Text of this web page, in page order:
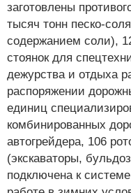
заготовлены
тысяч тонн песко-
содержанием соли),
стоянок для
дежурства и отдыха
распоряжении
единиц
комбинированных
автогрейдера, 106
(экскаваторы,
подключена к